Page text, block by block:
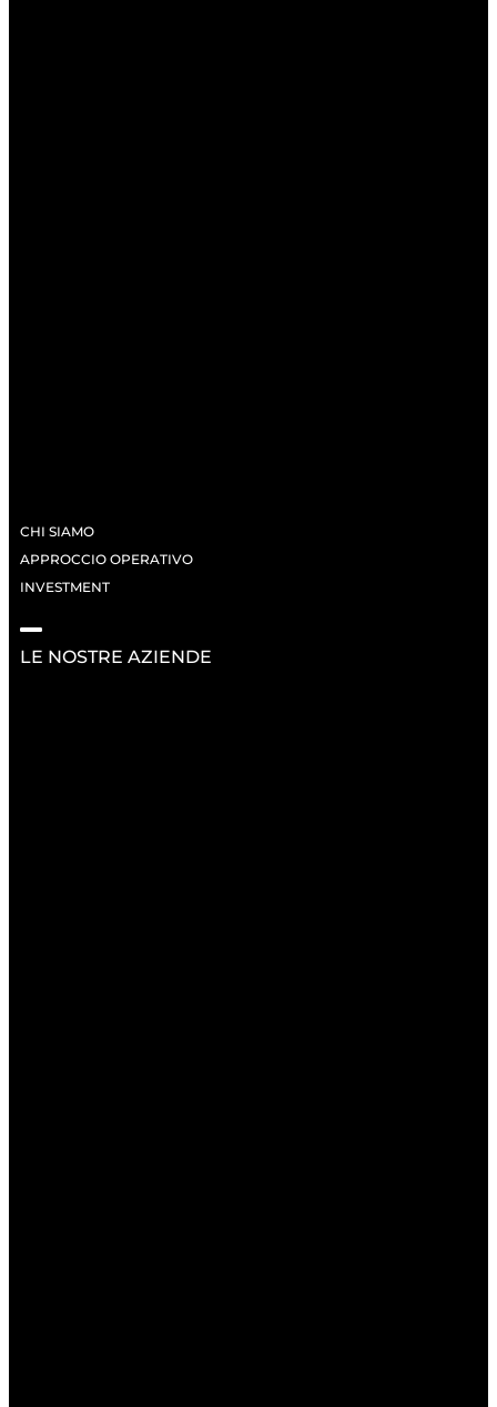
CHI SIAMO
APPROCCIO OPERATIVO
INVESTMENT
LE NOSTRE AZIENDE